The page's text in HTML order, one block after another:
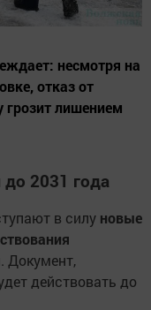
несмотря на
отказ от
грозит лишением
2031 года
в силу новые
Документ,
действовать до